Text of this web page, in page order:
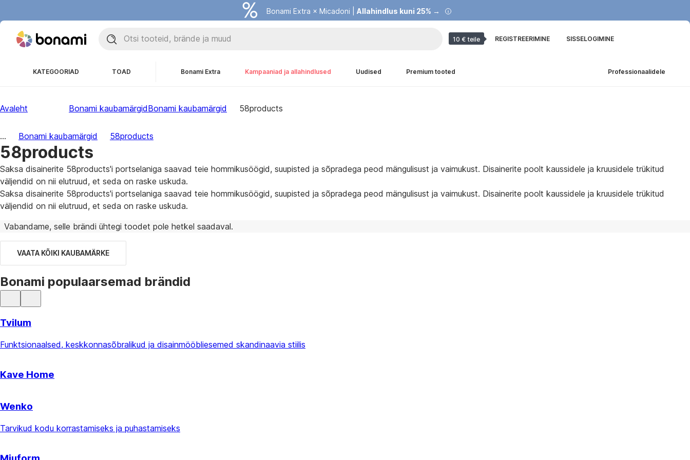
Bonami Extra × Micadoni | Allahindlus kuni 25% →
10 € teile REGISTREERIMINE SISSELOGIMINE
KATEGOORIAD TOAD Bonami Extra Kampaaniad ja allahindlused Uudised Premium tooted Professionaalidele
Avaleht Bonami kaubamärgidBonami kaubamärgid 58products
... Bonami kaubamärgid 58products
58products
Saksa disainerite 58products'i portselaniga saavad teie hommikusöögid, suupisted ja sõpradega peod mängulisust ja vaimukust. Disainerite poolt kaussidele ja kruusidele trükitud
väljendid on nii elutruud, et seda on raske uskuda.
Saksa disainerite 58products'i portselaniga saavad teie hommikusöögid, suupisted ja sõpradega peod mängulisust ja vaimukust. Disainerite poolt kaussidele ja kruusidele trükitud
väljendid on nii elutruud, et seda on raske uskuda.
Vabandame, selle brändi ühtegi toodet pole hetkel saadaval.
VAATA KÕIKI KAUBAMÄRKE
Bonami populaarsemad brändid
Tvilum
Funktsionaalsed, keskkonnasõbralikud ja disainmööbliesemed skandinaavia stiilis
Kave Home
Wenko
Tarvikud kodu korrastamiseks ja puhastamiseks